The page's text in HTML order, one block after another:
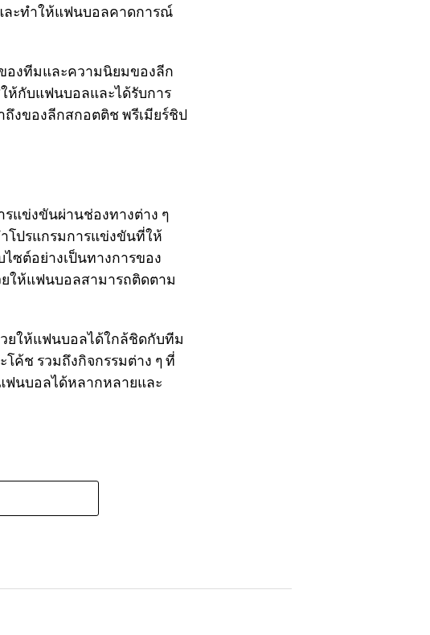
ละทำให้แฟนบอลคาดการณ์
องทีมและความนิยมของลีก
ห้กับแฟนบอลและได้รับการ
งของลีกสกอตติช พรีเมียร์ชิป
แข่งขันผ่านช่องทางต่าง ๆ
โปรแกรมการแข่งขันที่ให้
ซต์อย่างเป็นทางการของ
ให้แฟนบอลสามารถติดตาม
ยให้แฟนบอลได้ใกล้ชิดกับทีม
ค้ช รวมถึงกิจกรรมต่าง ๆ ที่
ฟนบอลได้หลากหลายและ